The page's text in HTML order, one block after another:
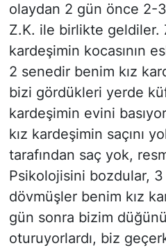
olaydan 2 gün önce 2-
Z.K. ile birlikte geldiler.
kardeşimin kocasının
2 senedir benim kız
bizi gördükleri yerde
kardeşimin evini
kız kardeşimin saçını
tarafından saç yok,
Psikolojisini bozdular,
dövmüşler benim kız
gün sonra bizim
oturuyorlardı, biz